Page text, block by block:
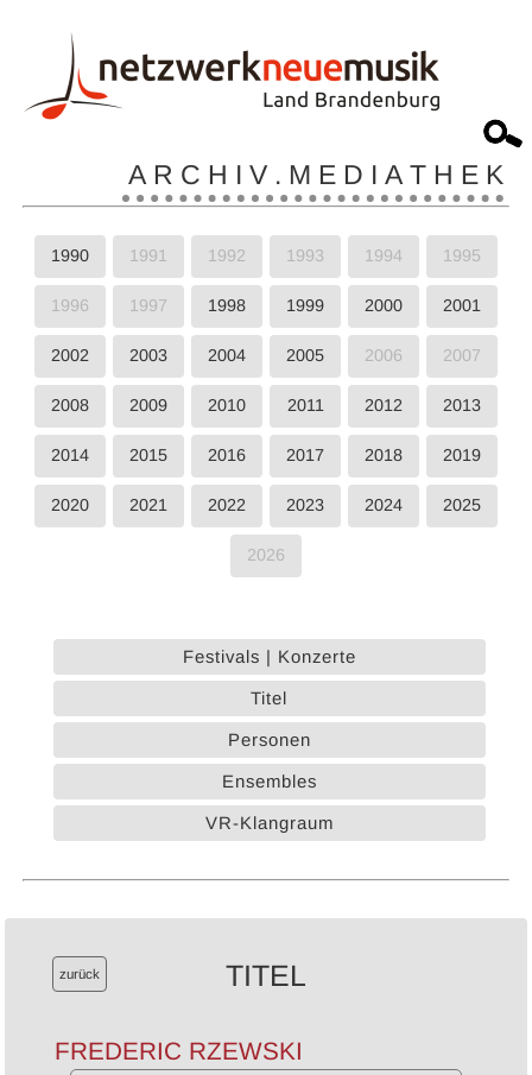
A R C H I V . M E D I A T H E K
1990 1991 1992 1993 1994 1995
1996 1997 1998 1999 2000 2001
2002 2003 2004 2005 2006 2007
2008 2009 2010 2011 2012 2013
2014 2015 2016 2017 2018 2019
2020 2021 2022 2023 2024 2025
2026
Festivals | Konzerte
Titel
Personen
Ensembles
VR-Klangraum
TITEL
zurück
FREDERIC RZEWSKI